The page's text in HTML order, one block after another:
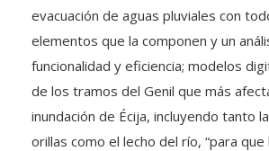
evacuación de aguas pluviales con
elementos que la componen y un
funcionalidad y eficiencia; modelos
de los tramos del Genil que más
inundación de Écija, incluyendo tanto
orillas como el lecho del río, “para